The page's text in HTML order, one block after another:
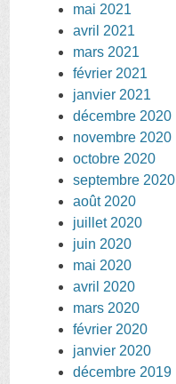
mai 2021
avril 2021
mars 2021
février 2021
janvier 2021
décembre 2020
novembre 2020
octobre 2020
septembre 2020
août 2020
juillet 2020
juin 2020
mai 2020
avril 2020
mars 2020
février 2020
janvier 2020
décembre 2019